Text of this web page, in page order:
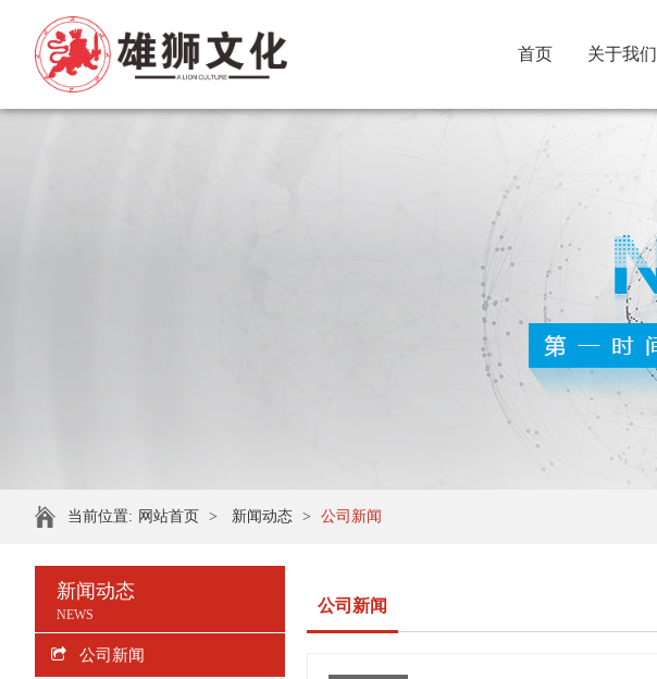
首页 关于我们
当前位置: 网站首页 > 新闻动态 > 公司新闻
新闻动态
NEWS
公司新闻
公司新闻